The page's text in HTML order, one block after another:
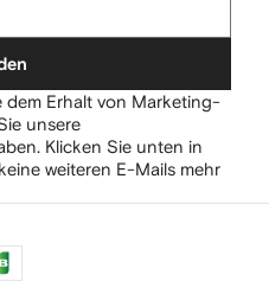
dem Erhalt von Marketing-
unsere
Klicken Sie unten in
weiteren E-Mails mehr